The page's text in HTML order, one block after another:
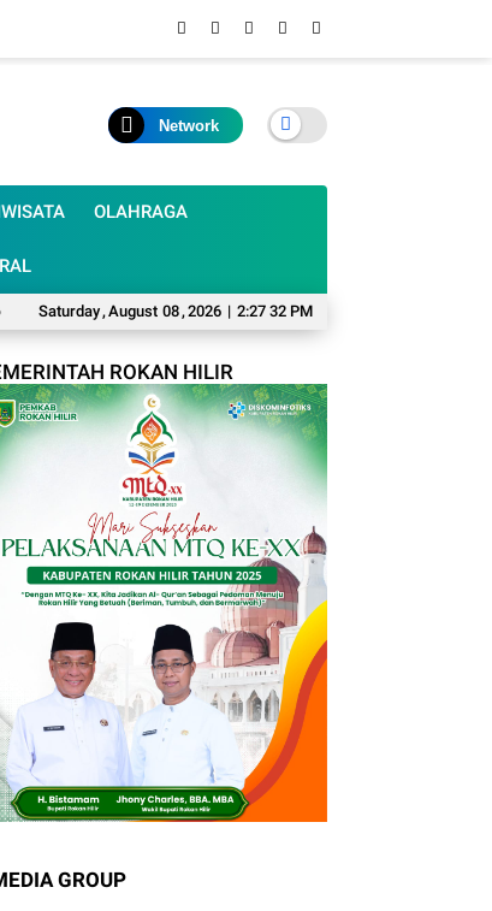
Network
OLAHRAGA
Saturday,August 08,2026 | 2:27 33 PM
Ibu-Ibu OPD Lewat Senam dan Perlombaan
ROKAN HILIR
GROUP